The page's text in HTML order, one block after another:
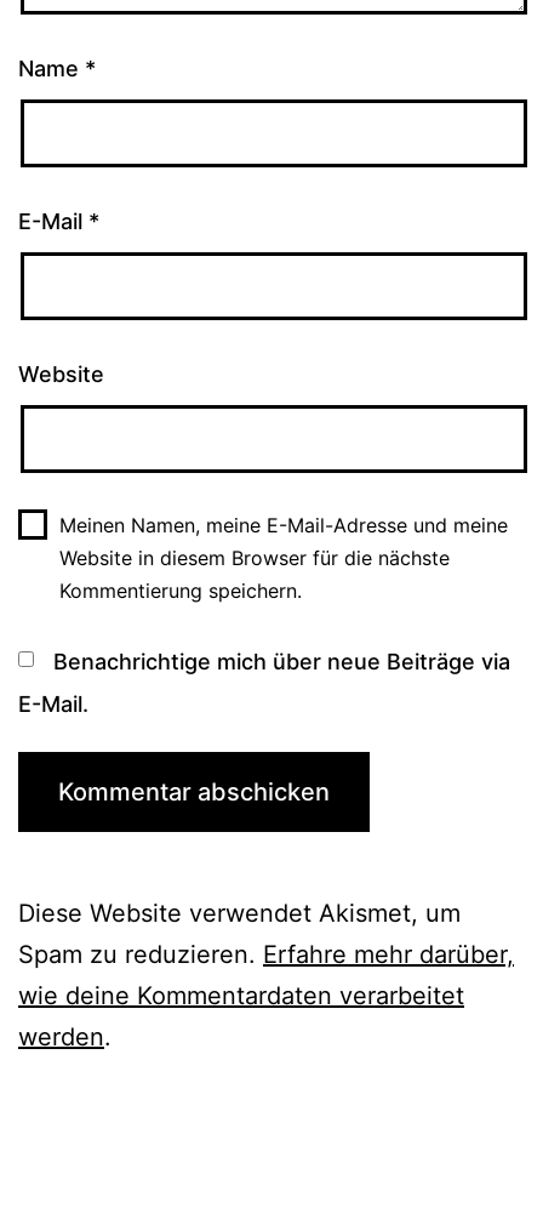
Name *
E-Mail *
Website
Meinen Namen, meine E-Mail-Adresse und meine
Website in diesem Browser für die nächste
Kommentierung speichern.
Benachrichtige mich über neue Beiträge via
E-Mail.
Diese Website verwendet Akismet, um
Spam zu reduzieren. Erfahre mehr darüber,
wie deine Kommentardaten verarbeitet
werden.